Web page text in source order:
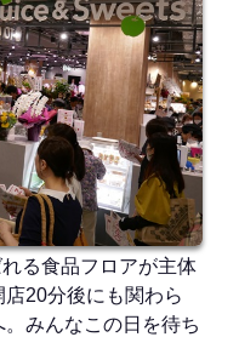
る食品フロアが主体
20分後にも関わら
みんなこの日を待ち